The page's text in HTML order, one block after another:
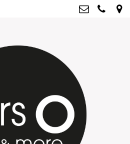
Kvk: Mrs O & more - 67796435
BTWnr: NL001835603B07